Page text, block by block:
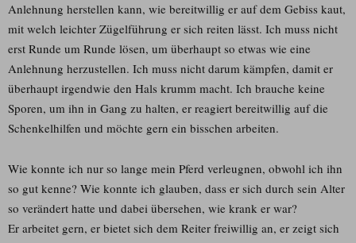
Anlehnung herstellen kann, wie bereitwillig er auf dem Gebiss kaut,
mit welch leichter Zügelführung er sich reiten lässt. Ich muss nicht
erst Runde um Runde lösen, um überhaupt so etwas wie eine
Anlehnung herzustellen. Ich muss nicht darum kämpfen, damit er
überhaupt irgendwie den Hals krumm macht. Ich brauche keine
Sporen, um ihn in Gang zu halten, er reagiert bereitwillig auf die
Schenkelhilfen und möchte gern ein bisschen arbeiten.
Wie konnte ich nur so lange mein Pferd verleugnen, obwohl ich ihn
so gut kenne? Wie konnte ich glauben, dass er sich durch sein Alter
so verändert hatte und dabei übersehen, wie krank er war?
Er arbeitet gern, er bietet sich dem Reiter freiwillig an, er zeigt sich